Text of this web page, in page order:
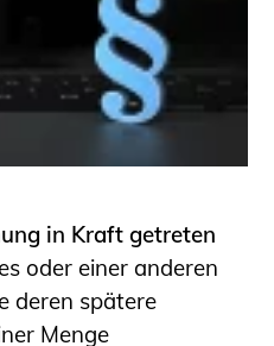
und
in Kraft getreten
oder einer anderen
deren spätere
Menge